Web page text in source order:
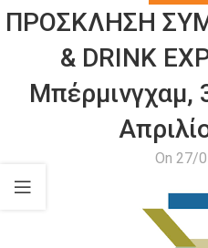
ΠΡΟΣΚΛΗΣΗ
& DRINK
Μπέρμινγχαμ,
On 27/